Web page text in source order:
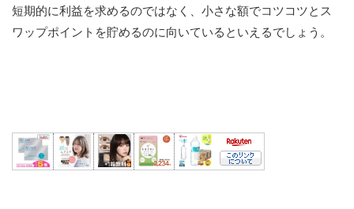
短期的に利益を求めるのではなく、小さな額でコツコツとス
ワップポイントを貯めるのに向いているといえるでしょう。